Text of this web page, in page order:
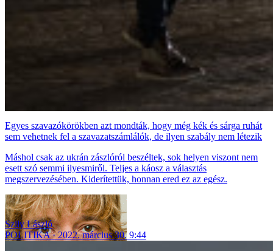
Egyes szavazókörökben azt mondták, hogy még kék és sárga ruhát
sem vehetnek fel a szavazatszámlálók, de ilyen szabály nem létezik
Máshol csak az ukrán zászlóról beszéltek, sok helyen viszont nem
esett szó semmi ilyesmiről. Teljes a káosz a választás
megszervezésében. Kiderítettük, honnan ered ez az egész.
Szily László
POLITIKA
2022. március 30. 9:44